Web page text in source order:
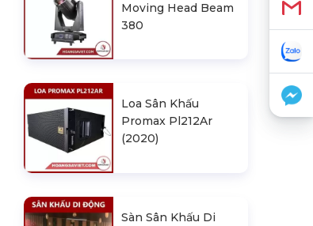
Moving Head Beam
380
Loa Sân Khấu
Promax Pl212Ar
(2020)
Sàn Sân Khấu Di